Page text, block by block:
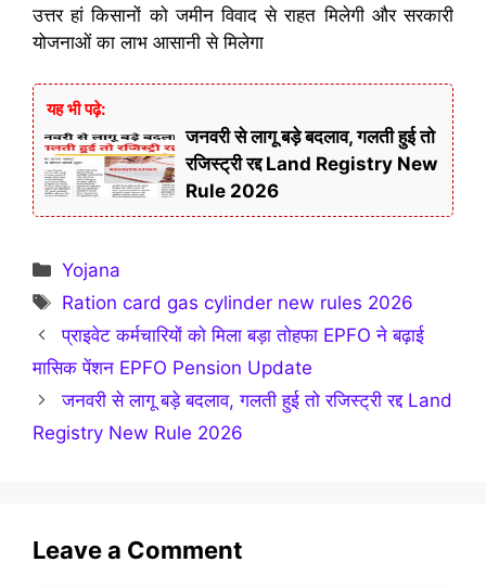
उत्तर हां किसानों को जमीन विवाद से राहत मिलेगी और सरकारी
योजनाओं का लाभ आसानी से मिलेगा
यह भी पढ़े:
जनवरी से लागू बड़े बदलाव, गलती हुई तो
रजिस्ट्री रद्द Land Registry New
Rule 2026
Categories
Yojana
Tags
Ration card gas cylinder new rules 2026
प्राइवेट कर्मचारियों को मिला बड़ा तोहफा EPFO ने बढ़ाई
मासिक पेंशन EPFO Pension Update
जनवरी से लागू बड़े बदलाव, गलती हुई तो रजिस्ट्री रद्द Land
Registry New Rule 2026
Leave a Comment